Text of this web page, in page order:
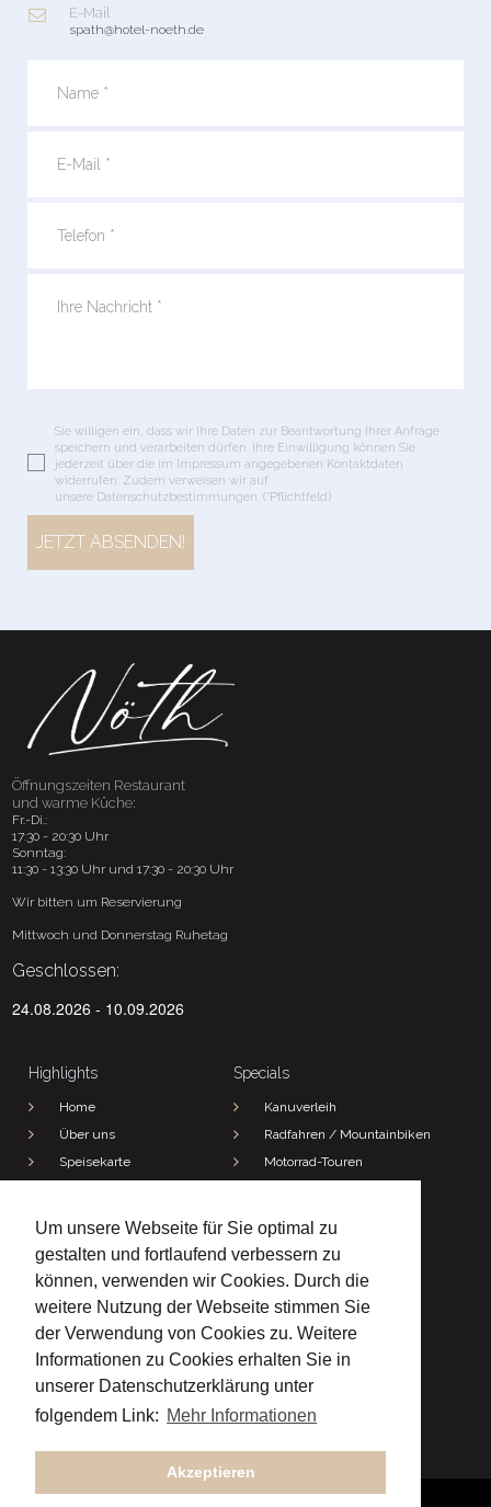
Um unsere Webseite für Sie optimal zu
gestalten und fortlaufend verbessern zu
können, verwenden wir Cookies. Durch die
weitere Nutzung der Webseite stimmen Sie
der Verwendung von Cookies zu. Weitere
Informationen zu Cookies erhalten Sie in
unserer Datenschutzerklärung unter
folgendem Link: Mehr Informationen
Akzeptieren
 E-Mail
spath@hotel-noeth.de
Sie willigen ein, dass wir Ihre Daten zur Beantwortung Ihrer Anfrage
speichern und verarbeiten dürfen. Ihre Einwilligung können Sie
jederzeit über die im Impressum angegebenen Kontaktdaten
widerrufen. Zudem verweisen wir auf
unsere Datenschutzbestimmungen. (*Pflichtfeld)
JETZT ABSENDEN!
Öffnungszeiten Restaurant
und warme Küche:
Fr.-Di.:
17:30 - 20:30 Uhr
Sonntag:
11:30 - 13:30 Uhr und 17:30 - 20:30 Uhr
Wir bitten um Reservierung
Mittwoch und Donnerstag Ruhetag
Geschlossen:
24.08.2026 - 10.09.2026
Highlights
Home
Über uns
Speisekarte
Specials
Kanuverleih
Radfahren / Mountainbiken
Motorrad-Touren
Kontakt
 Adresse
Morlesauerstraße 3 und 6
97762 Hammelburg-Morlesau
 Telefon
(09357) 479
 E-Mail